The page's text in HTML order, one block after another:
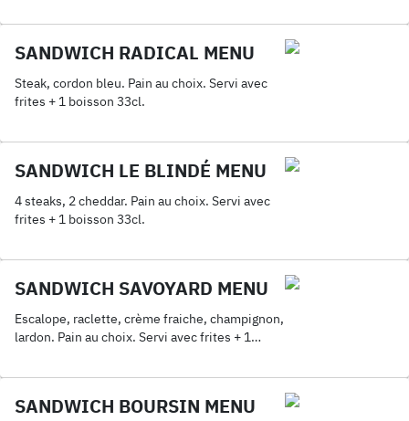
SANDWICH RADICAL MENU
Steak, cordon bleu. Pain au choix. Servi avec
frites + 1 boisson 33cl.
SANDWICH LE BLINDÉ MENU
4 steaks, 2 cheddar. Pain au choix. Servi avec
frites + 1 boisson 33cl.
SANDWICH SAVOYARD MENU
Escalope, raclette, crème fraiche, champignon,
lardon. Pain au choix. Servi avec frites + 1
SANDWICH BOURSIN MENU